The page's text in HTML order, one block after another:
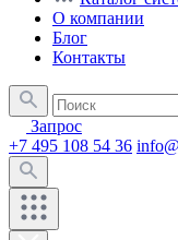
О компании
Блог
Контакты
Запрос
+7 495 108 54 36